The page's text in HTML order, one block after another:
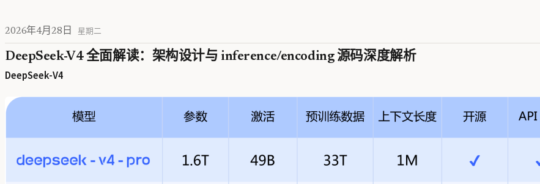
2026年4月28日 星期二
DeepSeek-V4 全面解读：架构设计与 inference/encoding 源码深度解析
DeepSeek-V4